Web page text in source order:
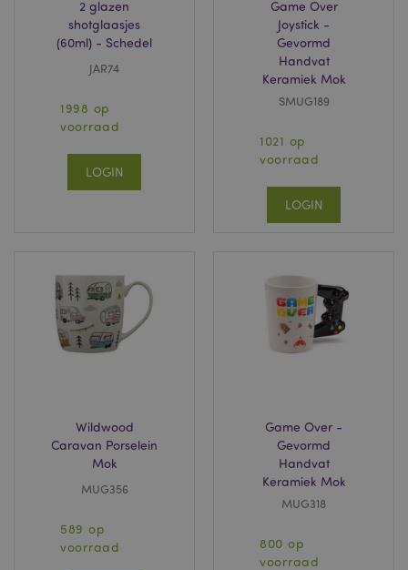
2 glazen
shotglaasjes
(60ml) - Schedel
JAR74
1998 op
voorraad
LOGIN
Game Over
Joystick -
Gevormd
Handvat
Keramiek Mok
SMUG189
1021 op
voorraad
LOGIN
Wildwood
Caravan Porselein
Mok
MUG356
589 op
voorraad
Game Over -
Gevormd
Handvat
Keramiek Mok
MUG318
800 op
voorraad